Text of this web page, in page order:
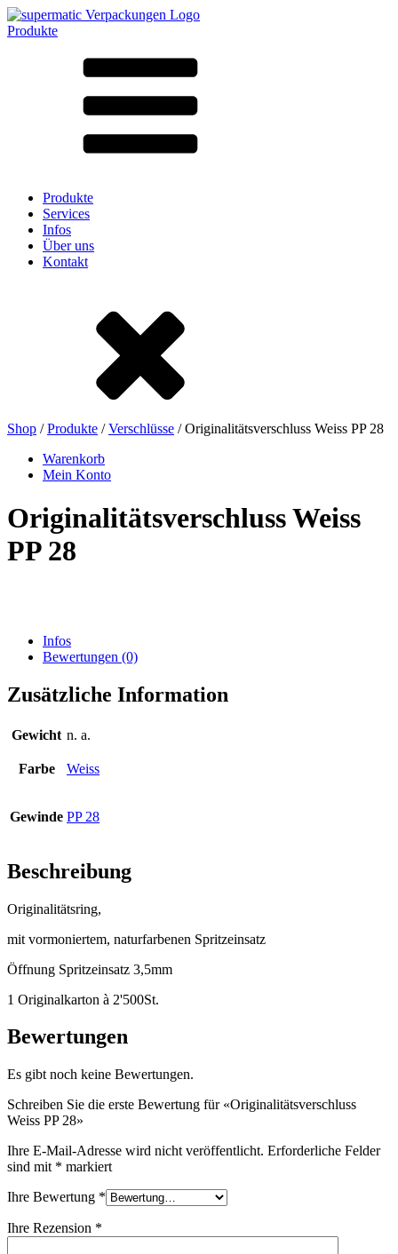
Produkte
Nach Material
LD-PE
Steinzeug
Beutel und Bag-in-Box
Bierflaschen
Chemikalien
Dosen(73)
Feinzerstäuber
Hotfill Flaschen
Kanister(21)
Kosmetik (292)
Lebensmittel (483)
Produkte
Services
Infos
Über uns
Kontakt
Shop /Produkte /Verschlüsse / Originalitätsverschluss Weiss PP 28
Warenkorb
Mein Konto
Originalitätsverschluss Weiss
PP 28
Infos
Bewertungen (0)
Zusätzliche Information
Gewicht n. a.
Farbe Weiss
Gewinde PP 28
Beschreibung
Originalitätsring,
mit vormoniertem, naturfarbenen Spritzeinsatz
Öffnung Spritzeinsatz 3,5mm
1 Originalkarton à 2'500St.
Bewertungen
Es gibt noch keine Bewertungen.
Schreiben Sie die erste Bewertung für «Originalitätsverschluss
Weiss PP 28»
Ihre E-Mail-Adresse wird nicht veröffentlicht. Erforderliche Felder
sind mit * markiert
Ihre Bewertung *
Ihre Rezension *